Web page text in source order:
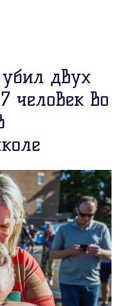
двух
человек во